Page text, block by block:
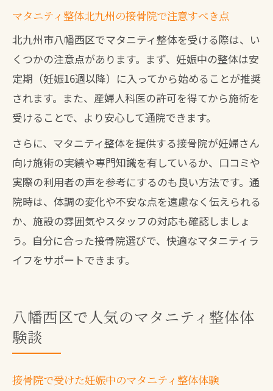
マタニティ整体北九州の接骨院で注意すべき点
北九州市八幡西区でマタニティ整体を受ける際は、い
くつかの注意点があります。まず、妊娠中の整体は安
定期（妊娠16週以降）に入ってから始めることが推奨
されます。また、産婦人科医の許可を得てから施術を
受けることで、より安心して通院できます。
さらに、マタニティ整体を提供する接骨院が妊婦さん
向け施術の実績や専門知識を有しているか、口コミや
実際の利用者の声を参考にするのも良い方法です。通
院時は、体調の変化や不安な点を遠慮なく伝えられる
か、施設の雰囲気やスタッフの対応も確認しましょ
う。自分に合った接骨院選びで、快適なマタニティラ
イフをサポートできます。
八幡西区で人気のマタニティ整体体
験談
接骨院で受けた妊娠中のマタニティ整体体験